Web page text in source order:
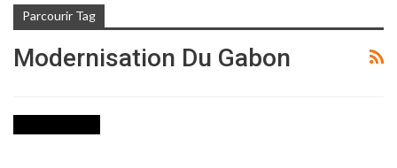
Parcourir Tag
Modernisation Du Gabon